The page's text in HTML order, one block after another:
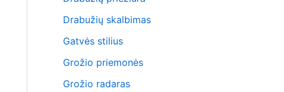
Drabužių skalbimas
Gatvės stilius
Grožio priemonės
Grožio radaras